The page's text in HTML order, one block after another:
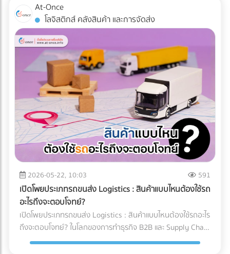
งาน ระบบระบายน้ำใต้ดิน (Subsurface Drainage): วางท่อเจาะรู
ใต้ดินเพื่อลดระดับน้ำใต้ดิน ป้องกันดินอ่อนตัว บ่อพักน้ำและปั๊ม
น้ำ (Retention Ponds & Pump Stations): สร้างบ่อพักน้ำ
ชั่วคราวในจุดที่ต่ำที่สุด และใช้ปั๊มน้ำบาดาลหรือเครื่องสูบน้ำขนาด
ใหญ่ สูบน้ำออกสู่แหล่งน้ำสาธารณะอย่างรวดเร็ว ผลลัพธ์ที่ได้
และคำแนะนำสำหรับ Site Manager จากการวางระบบระบายน้ำ
อย่างรัดกุม โครงการสามารถดำเนินงานต่อได้ 100% ตลอดฤดู
ฝน อายุการใช้งานของเครื่องจักรไม่สั้นลง และไม่มีค่าซ่อมบำรุง
ฉุกเฉิน สรุป 3 ข้อแนะนำก่อนเริ่มงาน: 1. เช็กประวัติน้ำท่วมย้อน
หลัง 2. เตรียมเนินดินหรือพื้นที่สูงสำหรับจอดเครื่องจักรหลังเลิก
งาน 3. จัดทำแผนฉุกเฉินในการอพยพเครื่องจักร กำลังเตรียม
พื้นที่ก่อสร้าง หรือต้องการเช่าเครื่องจักรหนัก หรือวางแผน
จัดการเรื่องน้ำ? ค้นหาและเปรียบเทียบบริการได้ที่ At-Once
แพลตฟอร์มรวมธุรกิจ B2B อันดับหนึ่งของไทย
และเสียต้นทุน ในปี 2026 AI ตรวจสอบคุณภาพ และ Machine
Learning โรงงาน ได้เข้ามาปฏิวัติเครื่องตรวจจับสิ่งแปลกปลอม
ไปสู่ยุคใหม่ที่แม่นยำกว่าเดิมเพื่อแก้ปัญหา False Reject อย่าง
จริงจัง ซึ่งถือเป็นมาตรฐานใหม่ที่โรงงานอาหารในไทยต้องเริ่ม
ปรับตัวตามแนวทางสากลนี้ Machine Learning เปลี่ยนการ
ทำงานของเครื่อง X-ray อย่างไร? เทคโนโลยี X-ray
อุตสาหกรรมอาหาร 2026 ใช้ระบบ AI ในการทำ Anomaly
Detection (การตรวจจับความผิดปกติ) แทนที่จะตั้งค่าความหนา
แน่นแบบตายตัว AI จะเรียนรู้ภาพของอาหารที่สมบูรณ์แบบนับ
หมื่นภาพ เมื่อเจอสิ่งผิดปกติที่ซ่อนอยู่ในพื้นผิวที่ซับซ้อน (เช่น
ซีเรียล หรือถั่วรวม) AI จะประมวลผลและคัดแยกได้อย่างแม่นยำ 3
เทรนด์ความสามารถใหม่ของระบบ QC อาหารอัตโนมัติ 1. การ
ตรวจจับสิ่งแปลกปลอมความหนาแน่นต่ำ: AI ช่วยให้เครื่องสแกน
x-ray ตรวจจับพลาสติกบาง, ยาง, หรือกระดูกอ่อนในเนื้อสัตว์
ซึ่งเป็นสิ่งที่รังสี X-ray แบบเดิมมักจะมองข้าม 2. ตรวจสอบบรรจุ
ภัณฑ์และน้ำหนักในขั้นตอนเดียว: เครื่อง X-ray ยุคใหม่สามารถ
ตรวจสอบรอยซีลรั่ว สินค้าแหว่งหาย และเช็กน้ำหนักรวมไปพร้อม
กับการหาสิ่งแปลกปลอมในเสี้ยววินาที 3. Data Analytics &
Cloud Monitoring: เชื่อมต่อข้อมูลขึ้น Cloud แบบ Real-time
ทำให้ผู้จัดการโรงงานรู้ได้ทันทีว่าของเสียเกิดจากไลน์ผลิตไหน
At-Once
โลจิสติกส์ คลังสินค้า และการจัดส่ง
2026-05-22, 10:03 591
เปิดโพยประเภทรถขนส่ง Logistics : สินค้าแบบไหนต้องใช้รถ
อะไรถึงจะตอบโจทย์?
เปิดโพยประเภทรถขนส่ง Logistics : สินค้าแบบไหนต้องใช้รถอะไร
ถึงจะตอบโจทย์? ในโลกของการทำธุรกิจ B2B และ Supply Chain
การขนส่งสินค้าไม่ใช่แค่การนำของจากจุด A ไปส่งที่จุด B แต่คือ